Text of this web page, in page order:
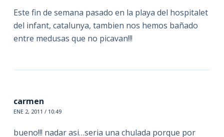
Este fin de semana pasado en la playa del hospitalet
del infant, catalunya, tambien nos hemos bañado
entre medusas que no picavan!!!
carmen
ENE 2, 2011 / 10:49
bueno!!! nadar asi…seria una chulada porque por